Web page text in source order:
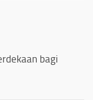
bagi